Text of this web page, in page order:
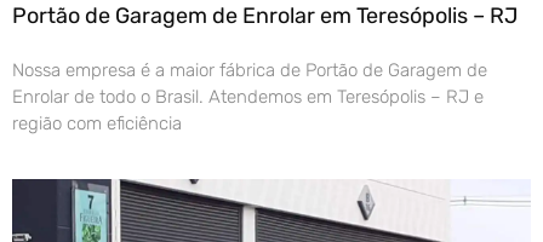
Portão de Garagem de Enrolar em Teresópolis – RJ
Nossa empresa é a maior fábrica de Portão de Garagem de
Enrolar de todo o Brasil. Atendemos em Teresópolis – RJ e
região com eficiência